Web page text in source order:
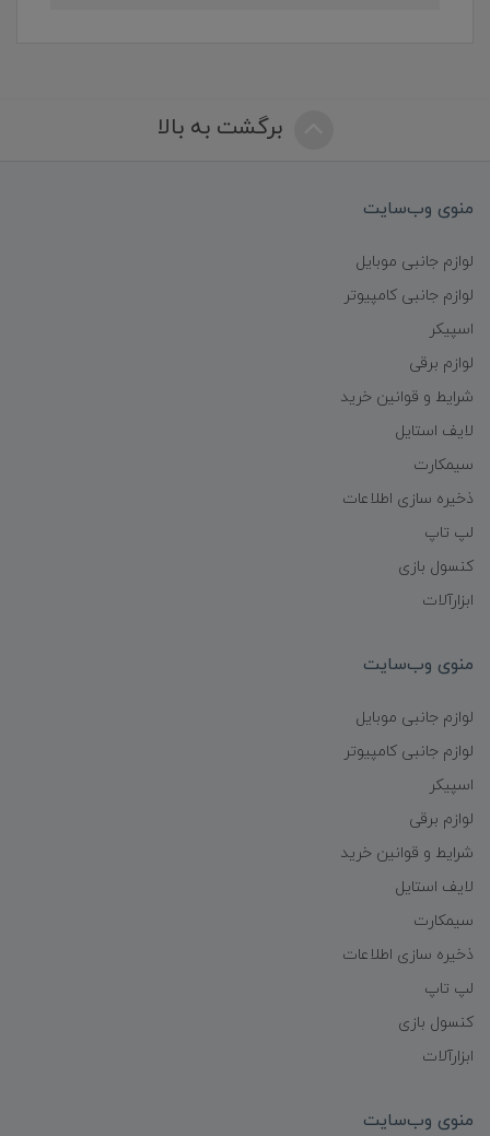
برگشت به بالا
منوی وب‌سایت
لوازم جانبی موبایل
لوازم جانبی کامپیوتر
اسپیکر
لوازم برقی
شرایط و قوانین خرید
لایف استایل
سیمکارت
ذخیره سازی اطلاعات
لپ تاپ
کنسول بازی
ابزارآلات
منوی وب‌سایت
لوازم جانبی موبایل
لوازم جانبی کامپیوتر
اسپیکر
لوازم برقی
شرایط و قوانین خرید
لایف استایل
سیمکارت
ذخیره سازی اطلاعات
لپ تاپ
کنسول بازی
ابزارآلات
منوی وب‌سایت